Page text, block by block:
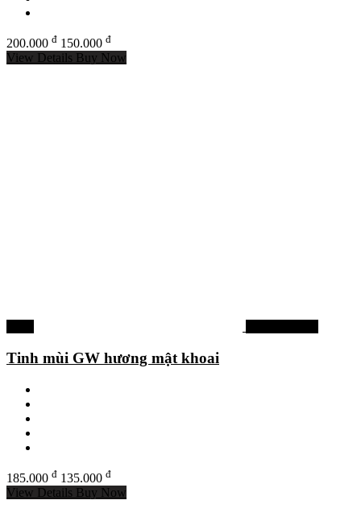
200.000 đ 150.000 đ
View Details Buy Now
Tinh mùi GW hương mật khoai
185.000 đ 135.000 đ
View Details Buy Now